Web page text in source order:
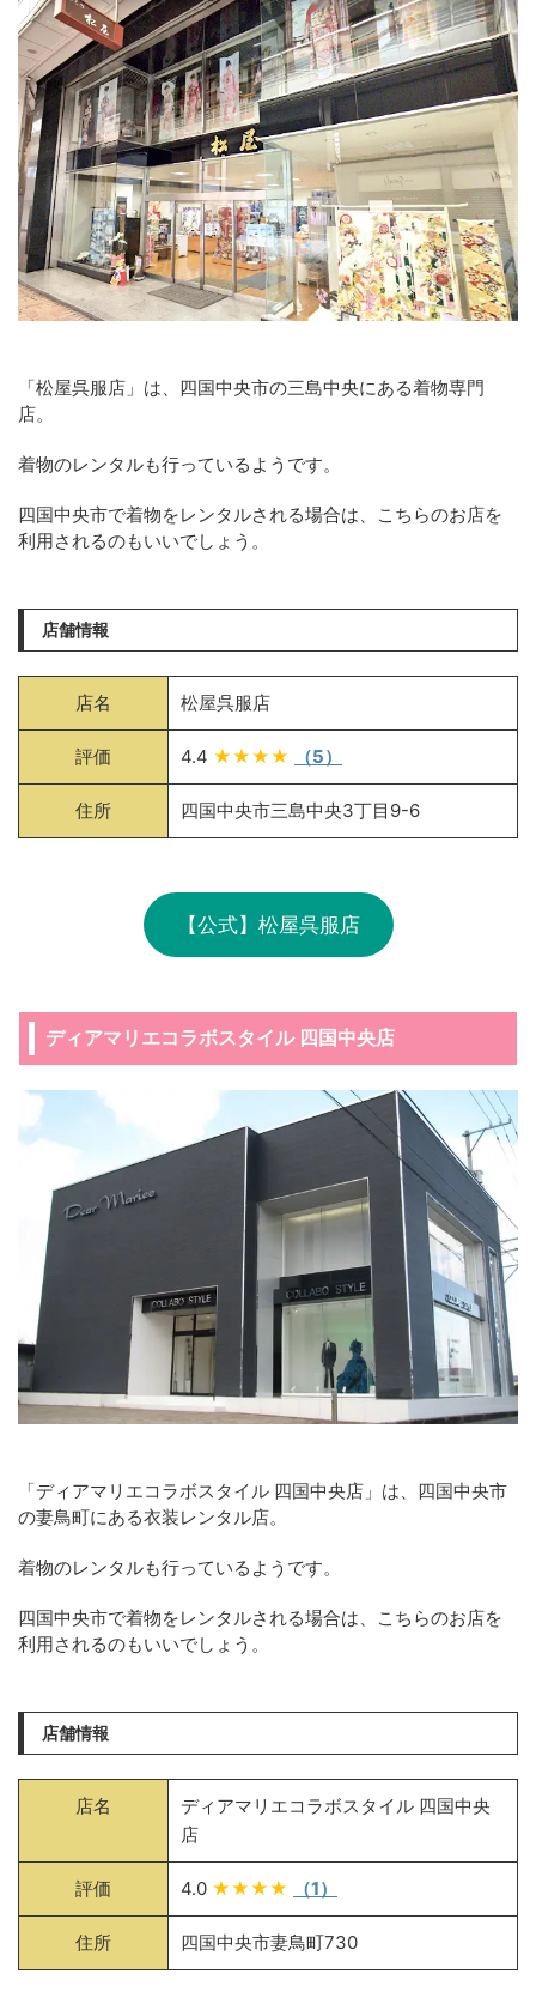
「松屋呉服店」は、四国中央市の三島中央にある着物専門
店。
着物のレンタルも行っているようです。
四国中央市で着物をレンタルされる場合は、こちらのお店を
利用されるのもいいでしょう。
店舗情報
店名 松屋呉服店
評価 4.4 ★★★★ （5）
住所 四国中央市三島中央3丁目9-6
【公式】松屋呉服店
ディアマリエコラボスタイル 四国中央店
「ディアマリエコラボスタイル 四国中央店」は、四国中央市
の妻鳥町にある衣装レンタル店。
着物のレンタルも行っているようです。
四国中央市で着物をレンタルされる場合は、こちらのお店を
利用されるのもいいでしょう。
店舗情報
店名
ディアマリエコラボスタイル 四国中央
店
評価 4.0 ★★★★ （1）
住所 四国中央市妻鳥町730